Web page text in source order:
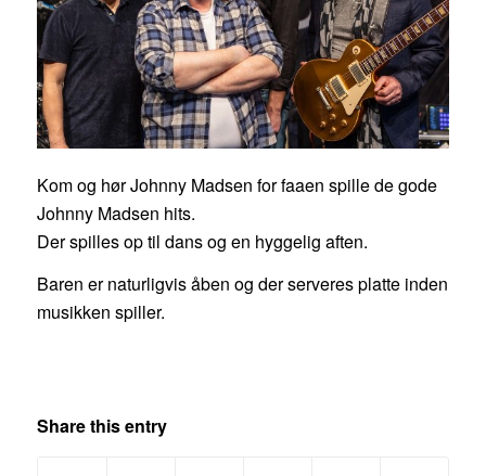
Kom og hør Johnny Madsen for faaen spille de gode
Johnny Madsen hits.
Der spilles op til dans og en hyggelig aften.
Baren er naturligvis åben og der serveres platte inden
musikken spiller.
Share this entry